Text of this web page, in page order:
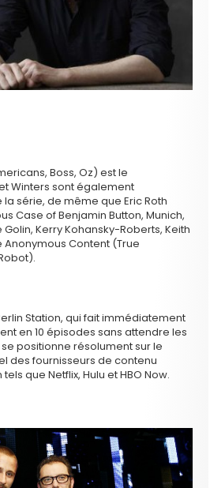
Boss, Oz) est le
Winters sont également
série, de même que Eric Roth
Case of Benjamin Button, Munich,
Kerry Kohansky-Roberts, Keith
Anonymous Content (True
Station, qui fait immédiatement
en 10 épisodes sans attendre les
se positionne résolument sur le
des fournisseurs de contenu
que Netflix, Hulu et HBO Now.